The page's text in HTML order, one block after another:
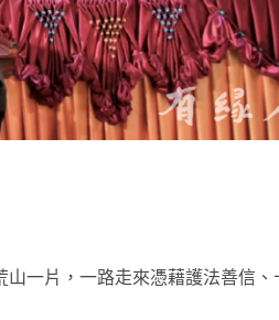
山一片，一路走來憑藉護法善信、